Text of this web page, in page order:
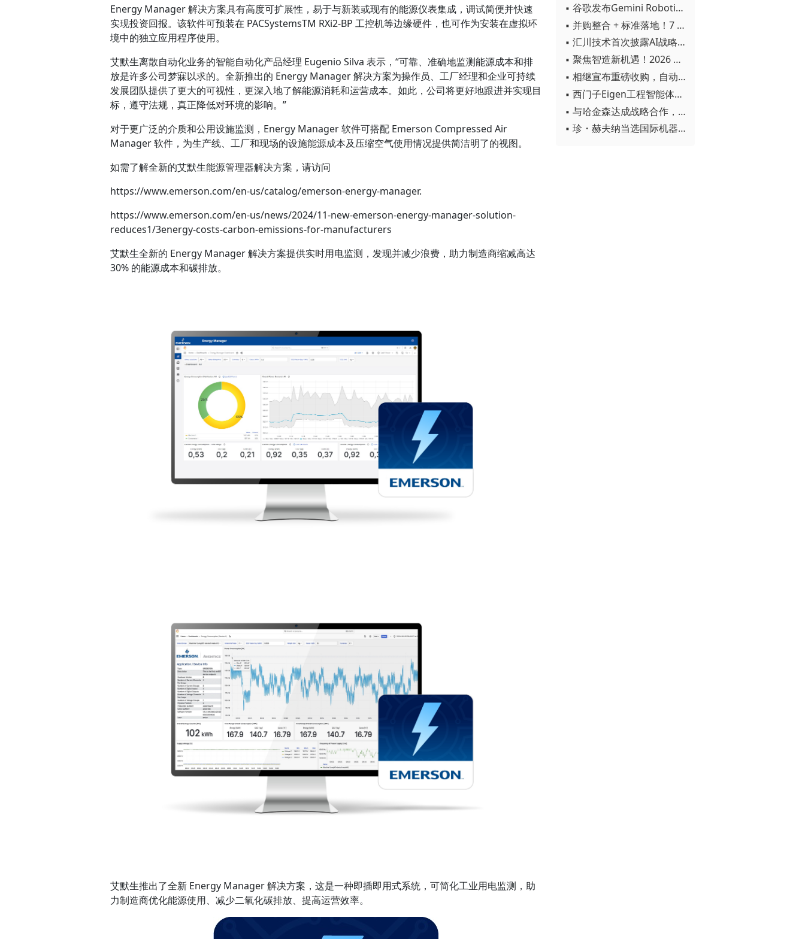
Energy Manager 解决方案具有高度可扩展性，易于与新装或现有的能源仪表集成，调试简便并快速
实现投资回报。该软件可预装在 PACSystemsTM RXi2-BP 工控机等边缘硬件，也可作为安装在虚拟环
境中的独立应用程序使用。
艾默生离散自动化业务的智能自动化产品经理 Eugenio Silva 表示，“可靠、准确地监测能源成本和排
放是许多公司梦寐以求的。全新推出的 Energy Manager 解决方案为操作员、工厂经理和企业可持续
发展团队提供了更大的可视性，更深入地了解能源消耗和运营成本。如此，公司将更好地跟进并实现目
标，遵守法规，真正降低对环境的影响。”
对于更广泛的介质和公用设施监测，Energy Manager 软件可搭配 Emerson Compressed Air
Manager 软件，为生产线、工厂和现场的设施能源成本及压缩空气使用情况提供简洁明了的视图。
如需了解全新的艾默生能源管理器解决方案，请访问
https://www.emerson.com/en-us/catalog/emerson-energy-manager.
https://www.emerson.com/en-us/news/2024/11-new-emerson-energy-manager-solution-
reduces1/3energy-costs-carbon-emissions-for-manufacturers
艾默生全新的 Energy Manager 解决方案提供实时用电监测，发现并减少浪费，助力制造商缩减高达
30% 的能源成本和碳排放。
艾默生推出了全新 Energy Manager 解决方案，这是一种即插即用式系统，可简化工业用电监测，助
力制造商优化能源使用、减少二氧化碳排放、提高运营效率。
▪ 谷歌发布Gemini Robotics 2模型 实现人形机器人全身智能控制突破
▪ 并购整合 + 标准落地！7 月工业自动化产业动态速递
▪ 汇川技术首次披露AI战略进展：从两个方面推动“AI业务化”落地
▪ 聚焦智造新机遇！2026 青岛数字化及智能制造技术论坛圆满落幕
▪ 相继宣布重磅收购，自动化巨头新一轮并购潮剑指何方？
▪ 西门子Eigen工程智能体落地中国，工业AI跨越物理世界“确定性”拐点
▪ 与哈金森达成战略合作，乐聚机器人何以持续获得工业巨头青睐？
▪ 珍・赫夫纳当选国际机器人联合会新任主席